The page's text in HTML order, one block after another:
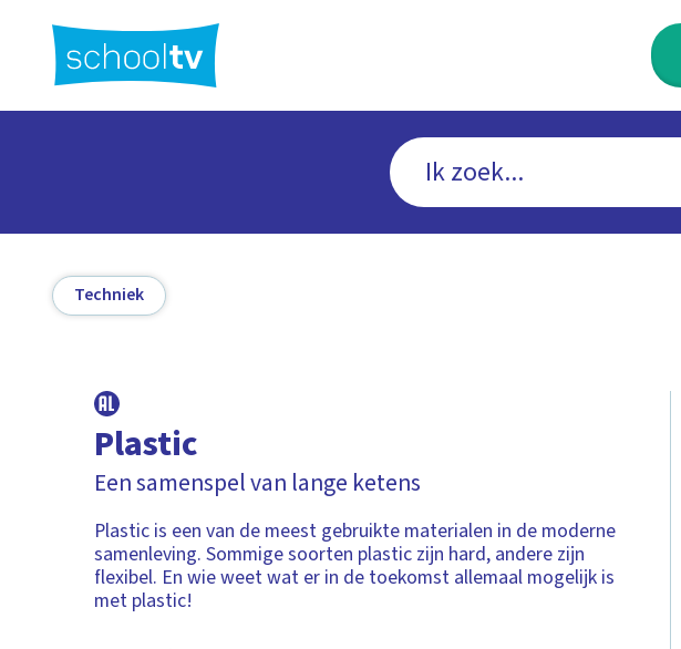
hoofdinhoud
Techniek
Plastic
Een samenspel van lange ketens
Plastic is een van de meest gebruikte materialen in de moderne
samenleving. Sommige soorten plastic zijn hard, andere zijn
flexibel. En wie weet wat er in de toekomst allemaal mogelijk is
met plastic!